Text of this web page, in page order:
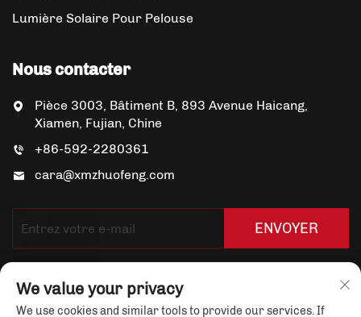
Lumière Solaire Pour Pelouse
Nous contacter
Pièce 3003, Bâtiment B, 893 Avenue Haicang,
Xiamen, Fujian, Chine
+86-592-2280361
cara@xmzhuofeng.com
ENVOYER
We value your privacy
We use cookies and similar tools to provide our services. If